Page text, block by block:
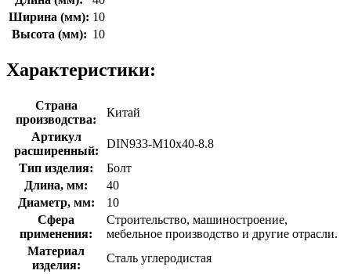
Ширина (мм): 10
Высота (мм): 10
Характеристики:
Страна
производства:
Китай
Артикул
расширенный:
DIN933-М10х40-8.8
Тип изделия:
Болт
Длина, мм:
40
Диаметр, мм:
10
Сфера
применения:
Строительство, машиностроение,
мебельное производство и другие отрасли.
Материал
изделия:
Сталь углеродистая